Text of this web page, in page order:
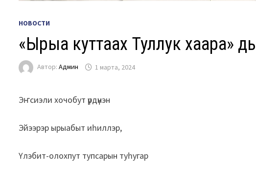
НОВОСТИ
«Ырыа куттаах Туллук хаара»
Автор:Админ 1 марта, 2024
Эҥсиэли хочобут үрдүнэн
Эйээрэр ырыабыт иһиллэр,
Үлэбит-олохпут тупсарын туһугар